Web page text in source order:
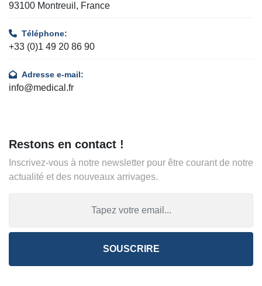
93100 Montreuil, France
Téléphone:
+33 (0)1 49 20 86 90
Adresse e-mail:
info@medical.fr
Restons en contact !
Inscrivez-vous à notre newsletter pour être courant de notre
actualité et des nouveaux arrivages.
SOUSCRIRE